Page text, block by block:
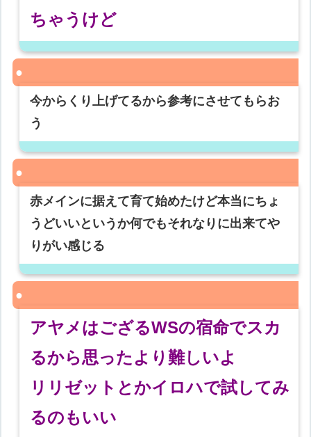
ちゃうけど
今からくり上げてるから参考にさせてもらお
う
赤メインに据えて育て始めたけど本当にちょ
うどいいというか何でもそれなりに出来てや
りがい感じる
アヤメはござるWSの宿命でスカ
るから思ったより難しいよ
リリゼットとかイロハで試してみ
るのもいい